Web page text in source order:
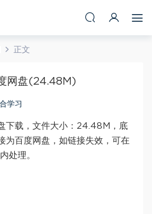
正文
网盘(24.48M)
学习
下载，文件大小：24.48M，底
为百度网盘，如链接失效，可在
处理。